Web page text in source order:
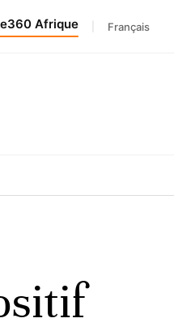
Afrique Français